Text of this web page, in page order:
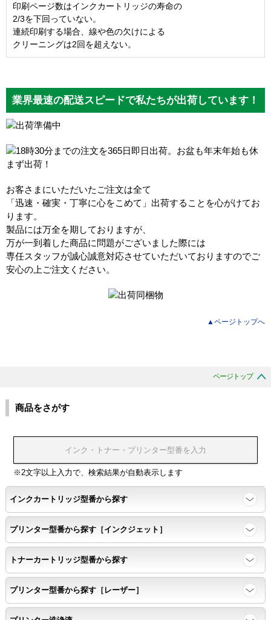
印刷ページ数はインクカートリッジの寿命の
2/3を下回っていない。
連続印刷する場合、線や色の欠けによる
クリーニングは2回を超えない。
業界最速の配送スピードで私たちが出荷しています！
お客さまにいただいたご注文は全て
「迅速・確実・丁寧に心をこめて」出荷することを心がけてお
ります。
製品には万全を期しておりますが、
万が一到着した商品に問題がございました際には
専任スタッフが誠心誠意対応させていただいておりますのでご
安心の上ご注文ください。
▲ページトップへ
ページトップ
商品をさがす
※2文字以上入力で、検索結果が自動表示します
インクカートリッジ型番から探す
プリンター型番から探す［インクジェット］
トナーカートリッジ型番から探す
プリンター型番から探す［レーザー］